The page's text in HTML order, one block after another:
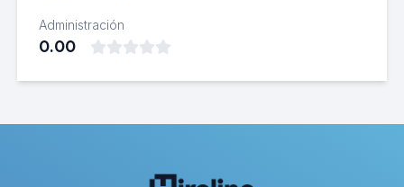
Administración
0.00